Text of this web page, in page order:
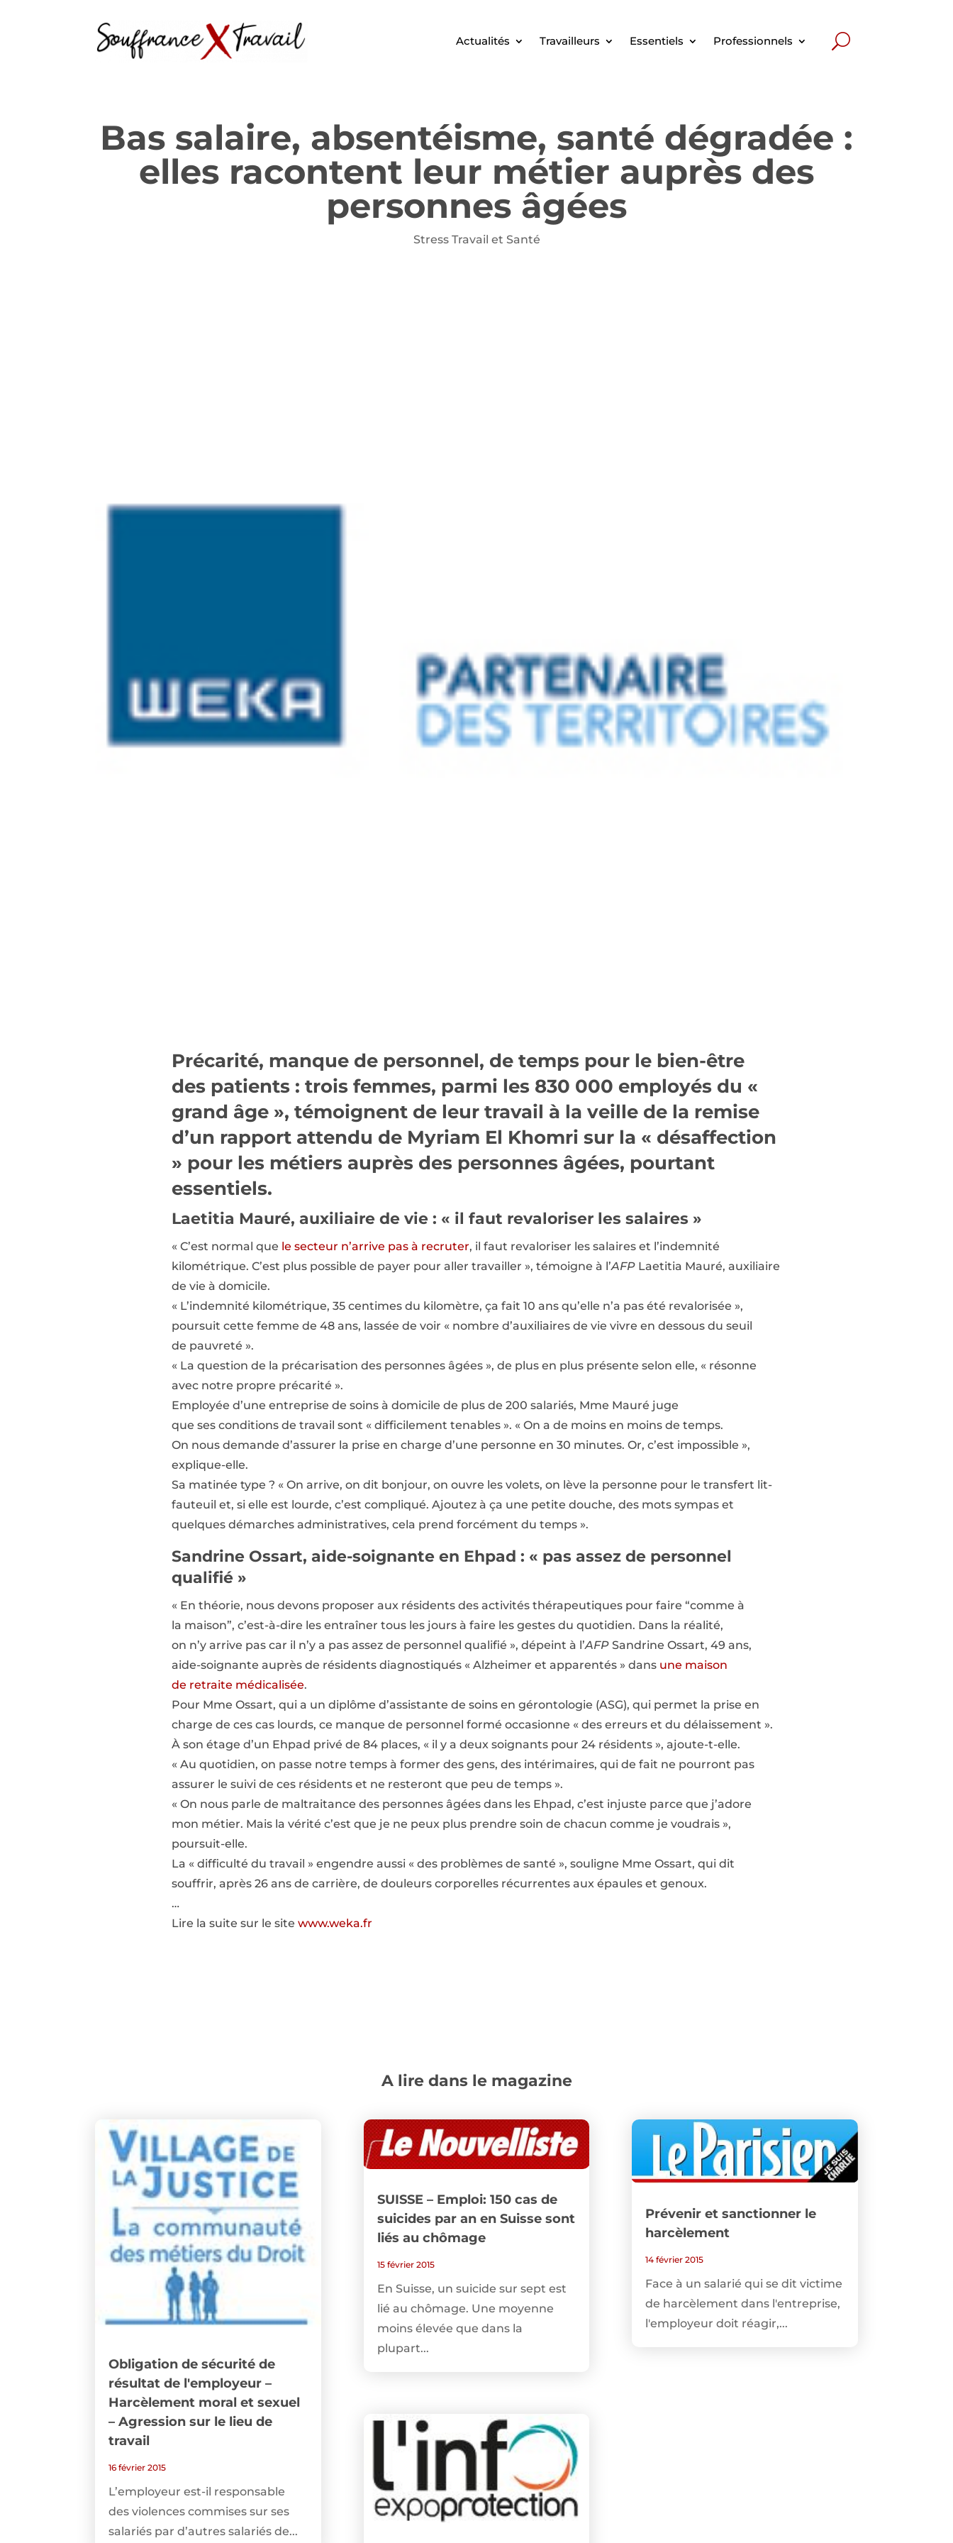
Actualités Travailleurs Essentiels Professionnels
Bas salaire, absentéisme, santé dégradée :
elles racontent leur métier auprès des
personnes âgées
Stress Travail et Santé
Précarité, manque de personnel, de temps pour le bien-être
des patients : trois femmes, parmi les 830 000 employés du «
grand âge », témoignent de leur travail à la veille de la remise
d’un rapport attendu de Myriam El Khomri sur la « désaffection
» pour les métiers auprès des personnes âgées, pourtant
essentiels.
Laetitia Mauré, auxiliaire de vie : « il faut revaloriser les salaires »
« C’est normal que le secteur n’arrive pas à recruter, il faut revaloriser les salaires et l’indemnité
kilométrique. C’est plus possible de payer pour aller travailler », témoigne à l’AFPLaetitia Mauré, auxiliaire
de vie à domicile.
« L’indemnité kilométrique, 35 centimes du kilomètre, ça fait 10 ans qu’elle n’a pas été revalorisée »,
poursuit cette femme de 48 ans, lassée de voir « nombre d’auxiliaires de vie vivre en dessous du seuil
de pauvreté ».
« La question de la précarisation des personnes âgées », de plus en plus présente selon elle, « résonne
avec notre propre précarité ».
Employée d’une entreprise de soins à domicile de plus de 200 salariés, Mme Mauré juge
que ses conditions de travail sont « difficilement tenables ». « On a de moins en moins de temps.
On nous demande d’assurer la prise en charge d’une personne en 30 minutes. Or, c’est impossible »,
explique-elle.
Sa matinée type ? « On arrive, on dit bonjour, on ouvre les volets, on lève la personne pour le transfert lit-
fauteuil et, si elle est lourde, c’est compliqué. Ajoutez à ça une petite douche, des mots sympas et
quelques démarches administratives, cela prend forcément du temps ».
Sandrine Ossart, aide-soignante en Ehpad : « pas assez de personnel
qualifié »
« En théorie, nous devons proposer aux résidents des activités thérapeutiques pour faire “comme à
la maison”, c’est-à-dire les entraîner tous les jours à faire les gestes du quotidien. Dans la réalité,
on n’y arrive pas car il n’y a pas assez de personnel qualifié », dépeint à l’AFPSandrine Ossart, 49 ans,
aide-soignante auprès de résidents diagnostiqués « Alzheimer et apparentés » dans une maison
de retraite médicalisée.
Pour Mme Ossart, qui a un diplôme d’assistante de soins en gérontologie (ASG), qui permet la prise en
charge de ces cas lourds, ce manque de personnel formé occasionne « des erreurs et du délaissement ».
À son étage d’un Ehpad privé de 84 places, « il y a deux soignants pour 24 résidents », ajoute-t-elle.
« Au quotidien, on passe notre temps à former des gens, des intérimaires, qui de fait ne pourront pas
assurer le suivi de ces résidents et ne resteront que peu de temps ».
« On nous parle de maltraitance des personnes âgées dans les Ehpad, c’est injuste parce que j’adore
mon métier. Mais la vérité c’est que je ne peux plus prendre soin de chacun comme je voudrais »,
poursuit-elle.
La « difficulté du travail » engendre aussi « des problèmes de santé », souligne Mme Ossart, qui dit
souffrir, après 26 ans de carrière, de douleurs corporelles récurrentes aux épaules et genoux.
…
Lire la suite sur le site www.weka.fr
A lire dans le magazine
Obligation de sécurité de
résultat de l'employeur –
Harcèlement moral et sexuel
– Agression sur le lieu de
travail
16 février 2015
L’employeur est-il responsable
des violences commises sur ses
salariés par d’autres salariés de...
SUISSE – Emploi: 150 cas de
suicides par an en Suisse sont
liés au chômage
15 février 2015
En Suisse, un suicide sur sept est
lié au chômage. Une moyenne
moins élevée que dans la
plupart...
Prévenir et sanctionner le
harcèlement
14 février 2015
Face à un salarié qui se dit victime
de harcèlement dans l'entreprise,
l'employeur doit réagir,...